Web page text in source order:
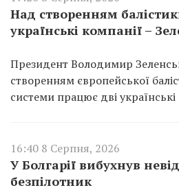
Над створенням
українські компанії –
Президент Володимир
створенням європейської
системи працює дві українські
16:40 8 Серпня, 2026
У Болгарії вибухнув
безпілотник